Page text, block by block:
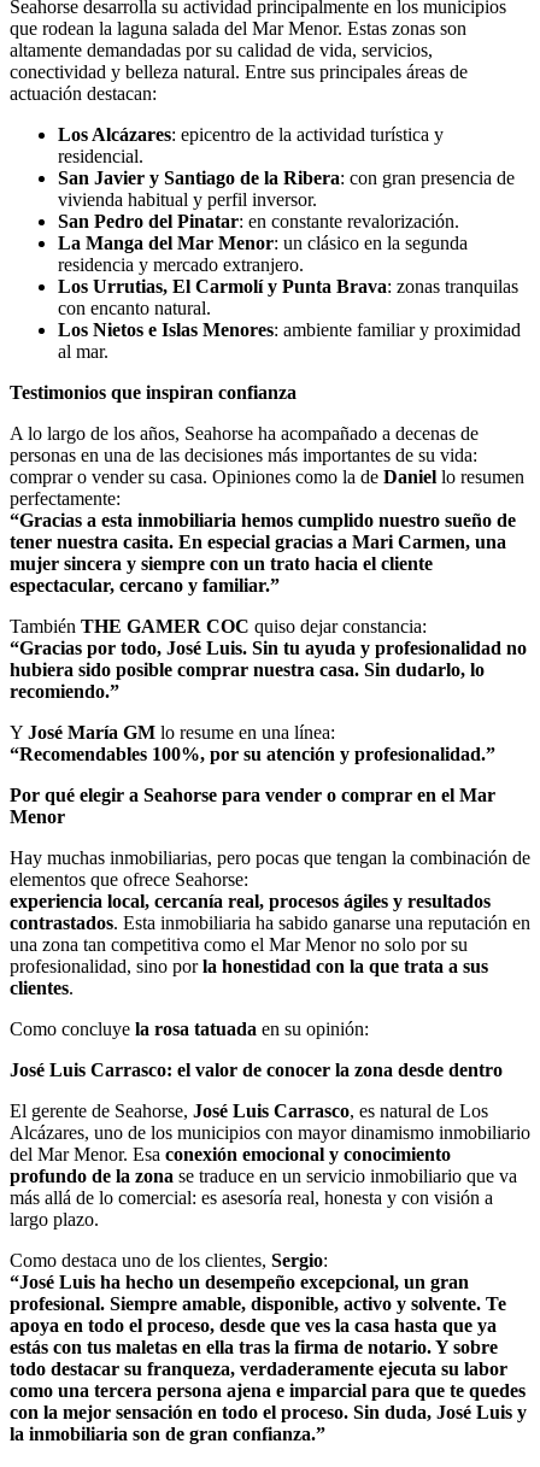
Seahorse desarrolla su actividad principalmente en los municipios
que rodean la laguna salada del Mar Menor. Estas zonas son
altamente demandadas por su calidad de vida, servicios,
conectividad y belleza natural. Entre sus principales áreas de
actuación destacan:
Los Alcázares: epicentro de la actividad turística y
residencial.
San Javier y Santiago de la Ribera: con gran presencia de
vivienda habitual y perfil inversor.
San Pedro del Pinatar: en constante revalorización.
La Manga del Mar Menor: un clásico en la segunda
residencia y mercado extranjero.
Los Urrutias, El Carmolí y Punta Brava: zonas tranquilas
con encanto natural.
Los Nietos e Islas Menores: ambiente familiar y proximidad
al mar.
Testimonios que inspiran confianza
A lo largo de los años, Seahorse ha acompañado a decenas de
personas en una de las decisiones más importantes de su vida:
comprar o vender su casa. Opiniones como la de Daniel lo resumen
perfectamente:
“Gracias a esta inmobiliaria hemos cumplido nuestro sueño de
tener nuestra casita. En especial gracias a Mari Carmen, una
mujer sincera y siempre con un trato hacia el cliente
espectacular, cercano y familiar.”
También THE GAMER COC quiso dejar constancia:
“Gracias por todo, José Luis. Sin tu ayuda y profesionalidad no
hubiera sido posible comprar nuestra casa. Sin dudarlo, lo
recomiendo.”
Y José María GM lo resume en una línea:
“Recomendables 100%, por su atención y profesionalidad.”
Por qué elegir a Seahorse para vender o comprar en el Mar
Menor
Hay muchas inmobiliarias, pero pocas que tengan la combinación de
elementos que ofrece Seahorse:
experiencia local, cercanía real, procesos ágiles y resultados
contrastados. Esta inmobiliaria ha sabido ganarse una reputación en
una zona tan competitiva como el Mar Menor no solo por su
profesionalidad, sino porla honestidad con la que trata a sus
clientes.
Como concluye la rosa tatuada en su opinión:
José Luis Carrasco: el valor de conocer la zona desde dentro
El gerente de Seahorse, José Luis Carrasco, es natural de Los
Alcázares, uno de los municipios con mayor dinamismo inmobiliario
del Mar Menor. Esa conexión emocional y conocimiento
profundo de la zona se traduce en un servicio inmobiliario que va
más allá de lo comercial: es asesoría real, honesta y con visión a
largo plazo.
Como destaca uno de los clientes, Sergio:
“José Luis ha hecho un desempeño excepcional, un gran
profesional. Siempre amable, disponible, activo y solvente. Te
apoya en todo el proceso, desde que ves la casa hasta que ya
estás con tus maletas en ella tras la firma de notario. Y sobre
todo destacar su franqueza, verdaderamente ejecuta su labor
como una tercera persona ajena e imparcial para que te quedes
con la mejor sensación en todo el proceso. Sin duda, José Luis y
la inmobiliaria son de gran confianza.”